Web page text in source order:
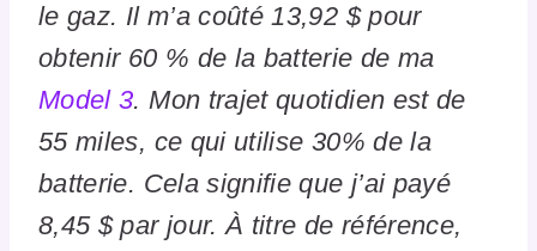
le gaz. Il m’a coûté 13,92 $ pour
obtenir 60 % de la batterie de ma
Model 3. Mon trajet quotidien est de
55 miles, ce qui utilise 30% de la
batterie. Cela signifie que j’ai payé
8,45 $ par jour. À titre de référence,